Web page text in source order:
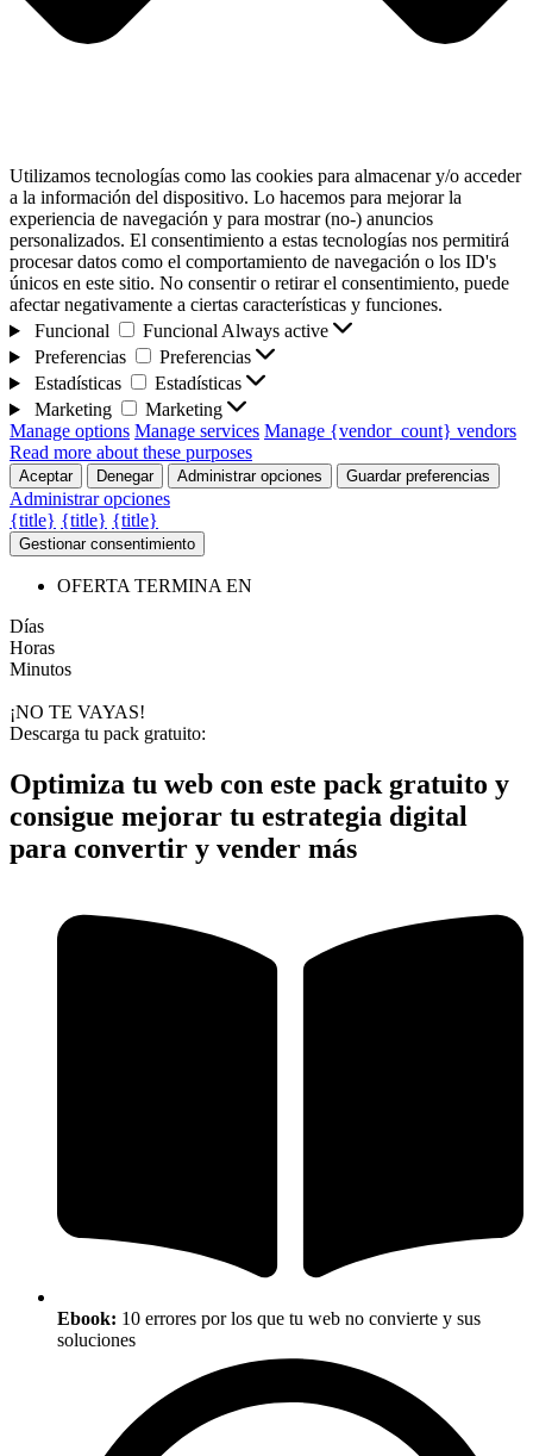
Utilizamos tecnologías como las cookies para almacenar y/o acceder
a la información del dispositivo. Lo hacemos para mejorar la
experiencia de navegación y para mostrar (no-) anuncios
personalizados. El consentimiento a estas tecnologías nos permitirá
procesar datos como el comportamiento de navegación o los ID's
únicos en este sitio. No consentir o retirar el consentimiento, puede
afectar negativamente a ciertas características y funciones.
Funcional
Funcional Always active
Preferencias
Preferencias
Estadísticas
Estadísticas
Marketing
Marketing
Manage options Manage services Manage {vendor_count} vendors
Read more about these purposes
Aceptar Denegar Administrar opciones Guardar preferencias
Administrar opciones
{title} {title} {title}
Gestionar consentimiento
OFERTA TERMINA EN
Días
Horas
Minutos
¡NO TE VAYAS!
Descarga tu pack gratuito:
Optimiza tu web con este pack gratuito y
consigue mejorar tu estrategia digital
para convertir y vender más
Ebook: 10 errores por los que tu web no convierte y sus
soluciones